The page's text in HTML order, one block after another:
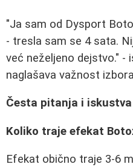
"Ja sam od Dysport
- tresla sam se 4 sata.
već neželjeno dejstvo." -
naglašava važnost
Česta pitanja i
Koliko traje efekat
Efekat obično traje 3-6